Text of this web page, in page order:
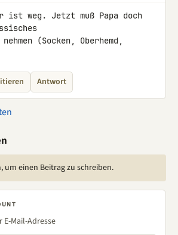
ist weg. Jetzt muß Papa doch
(Socken, Oberhemd,
Antwort
um einen Beitrag zu schreiben.
Mail-Adresse